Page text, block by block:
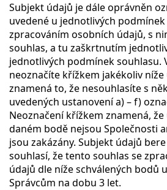
Subjekt údajů je dále oprávněn
uvedené u jednotlivých
zpracováním osobních údajů, s
souhlas, a tu zaškrtnutím
jednotlivých podmínek souhlasu.
neoznačíte křížkem jakékoliv
znamená to, že nesouhlasíte s
uvedených ustanovení a) – f)
Neoznačení křížkem znamená,
daném bodě nejsou Společnosti
jsou zakázány. Subjekt údajů
souhlasí, že tento souhlas se
údajů dle níže schválených bodů
Správcům na dobu 3 let.